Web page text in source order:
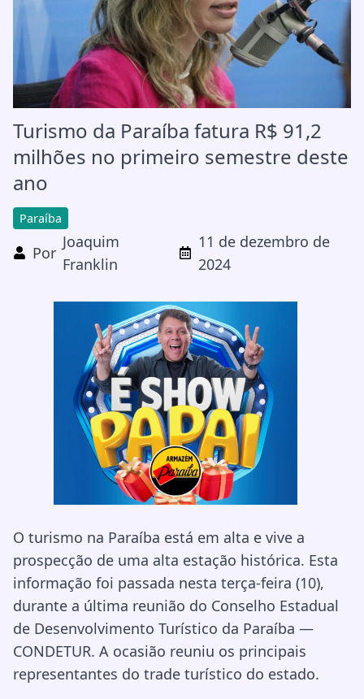
Turismo da Paraíba fatura R$ 91,2
milhões no primeiro semestre deste
ano
Paraíba
Por
Joaquim
Franklin
11 de dezembro de
2024
O turismo na Paraíba está em alta e vive a
prospecção de uma alta estação histórica. Esta
informação foi passada nesta terça-feira (10),
durante a última reunião do Conselho Estadual
de Desenvolvimento Turístico da Paraíba —
CONDETUR. A ocasião reuniu os principais
representantes do trade turístico do estado.